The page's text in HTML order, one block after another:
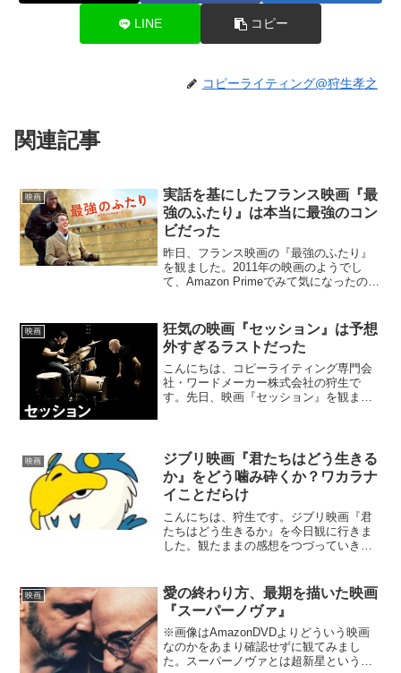
LINE コピー
コピーライティング@狩生孝之
関連記事
映画
実話を基にしたフランス映画『最
強のふたり』は本当に最強のコン
ビだった
昨日、フランス映画の『最強のふたり』
を観ました。2011年の映画のようでし
て、Amazon Primeでみて気になったの
とにした話というのが、また刺さります
ね。【体が不...
映画
狂気の映画『セッション』は予想
外すぎるラストだった
こんにちは、コピーライティング専門会
社・ワードメーカー株式会社の狩生で
す。先日、映画『セッション』を観まし
観なかったことを後悔してい...
映画
ジブリ映画『君たちはどう生きる
か』をどう噛み砕くか？ワカラナ
イことだらけ
こんにちは、狩生です。ジブリ映画『君
たちはどう生きるか』を今日観に行きま
した。観たままの感想をつづっていきま
ってから行くようにしています。という
のも、満員の中で観るとゆ...
映画
愛の終わり方、最期を描いた映画
『スーパーノヴァ』
※画像はAmazonDVDよりどういう映画
なのかをあまり確認せずに観てみまし
た。スーパーノヴァとは超新星という意